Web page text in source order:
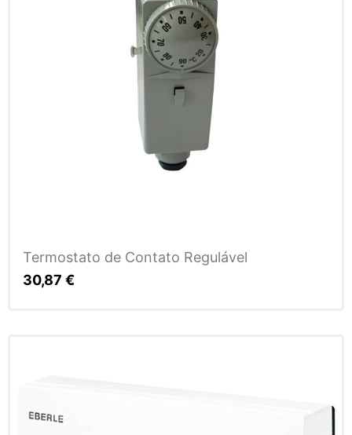
Termostato de Contato Regulável
30,87 €